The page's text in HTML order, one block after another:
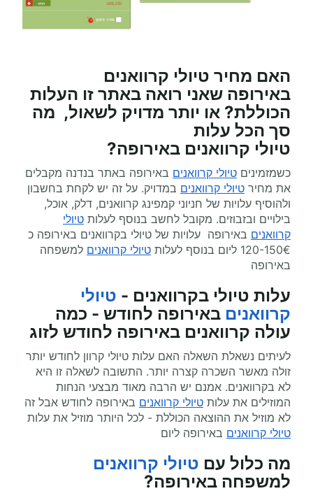
האם מחיר טיולי קרוואנים
באירופה שאני רואה באתר זו העלות
הכוללת? או יותר מדויק לשאול, מה
סך הכל עלות
טיולי קרוואנים באירופה?
כשמזמינים טיולי קרוואנים באירופה באתר בנדנה מקבלים
את מחיר טיולי קרוואנים במדויק. על זה יש לקחת בחשבון
ולהוסיף עלויות של חניוני קמפינג קרוואנים, דלק, אוכל,
בילויים ובזבוזים. מקובל לחשב בנוסף לעלות טיולי
קרוואנים באירופה עלויות של טיולי בקרוואנים באירופה כ
120-150€ ליום בנוסף לעלות
טיולי קרוואנים למשפחה
באירופה
עלות טיולי בקרוואנים - טיולי
קרוואנים באירופה לחודש - כמה
עולה קרוואנים באירופה לחודש לזוג
לעיתים נשאלת השאלה האם עלות טיולי קרוון לחודש יותר
זולה מאשר השכרה קצרה יותר. התשובה לשאלה זו היא
לא בקרוואנים. אמנם יש הרבה מאוד מבצעי הנחות
המוזילים את עלות טיולי קרוואנים באירופה לחודש אבל זה
לא מוזיל את ההוצאה הכוללת - לכל היותר מוזיל את עלות
טיולי קרוואנים באירופה ליום
מה כלול עם טיולי קרוואנים
למשפחה באירופה?